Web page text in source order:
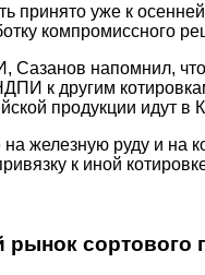
принято уже к
компромиссного
напомнил,
к другим
продукции идут в
железную руду и на
к иной
сортового